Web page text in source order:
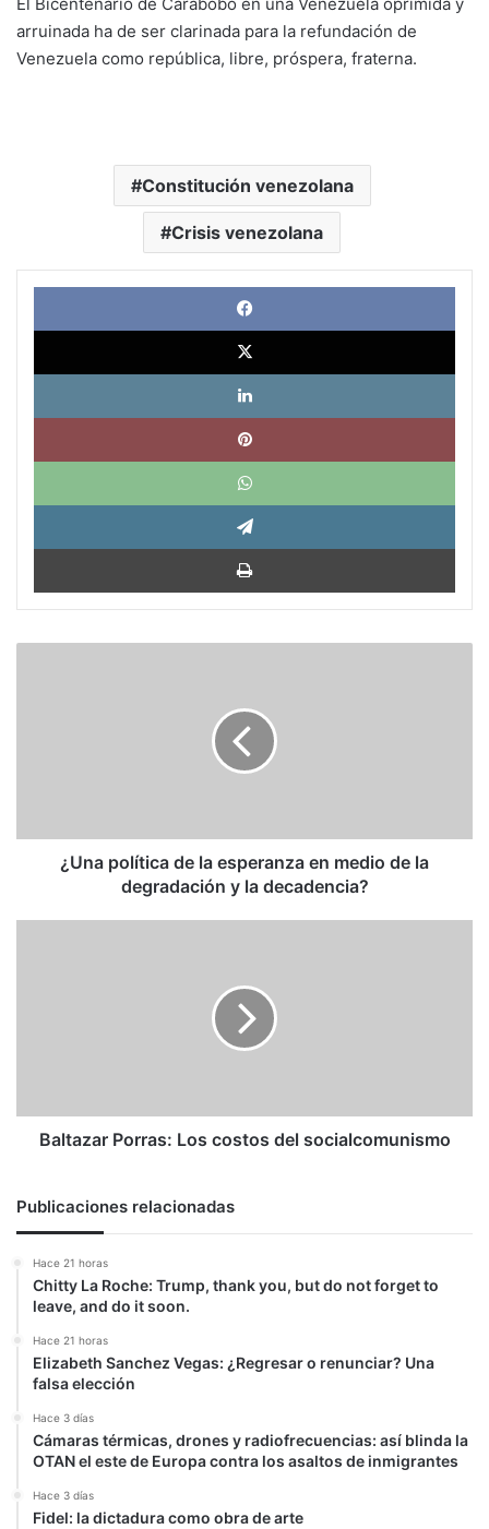
arruinada ha de ser clarinada para la refundación de
Venezuela como república, libre, próspera, fraterna.
Constitución venezolana
Crisis venezolana
X
la
degradación¿Una política de la esperanza en medio de la
degradación y la decadencia?
Baltazar Porras: Los costos del socialcomunismo
Publicaciones relacionadas
Hace 21 horas
Chitty La Roche: Trump, thank you, but do not forget to
leave, and do it soon.
Hace 21 horas
Elizabeth Sanchez Vegas: ¿Regresar o renunciar? Una
falsa elección
Hace 3 días
Cámaras térmicas, drones y radiofrecuencias: así blinda la
OTAN el este de Europa contra los asaltos de inmigrantes
Hace 3 días
Fidel: la dictadura como obra de arte